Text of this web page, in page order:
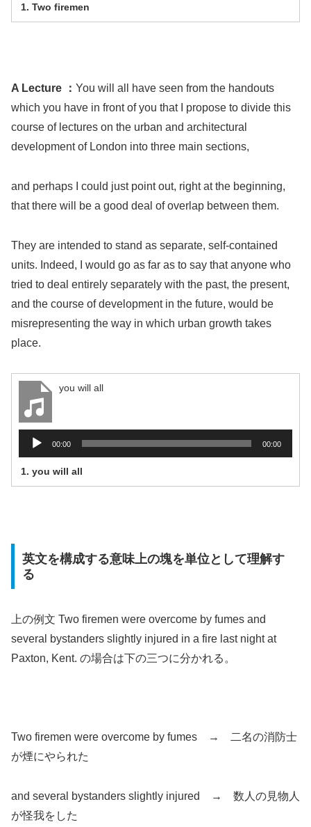
プ
レ
1. Two firemen
A Lecture ： You will all have seen from the handouts
which you have in front of you that I propose to divide this
course of lectures on the urban and architectural
development of London into three main sections,
and perhaps I could just point out, right at the beginning,
that there will be a good deal of overlap between them.
They are intended to stand as separate, self-contained
units. Indeed, I would go as far as to say that anyone who
tried to deal entirely separately with the past, the present,
and the course of development in the future, would be
misrepresenting the way in which urban growth takes
place.
you will all
プ
レ
00:00 00:00
1. you will all
英文を構成する意味上の塊を単位として理解す
る
上の例文 Two firemen were overcome by fumes and
several bystanders slightly injured in a fire last night at
Paxton, Kent. の場合は下の三つに分かれる。
Two firemen were overcome by fumes → 二名の消防士
が煙にやられた
and several bystanders slightly injured → 数人の見物人
が怪我をした